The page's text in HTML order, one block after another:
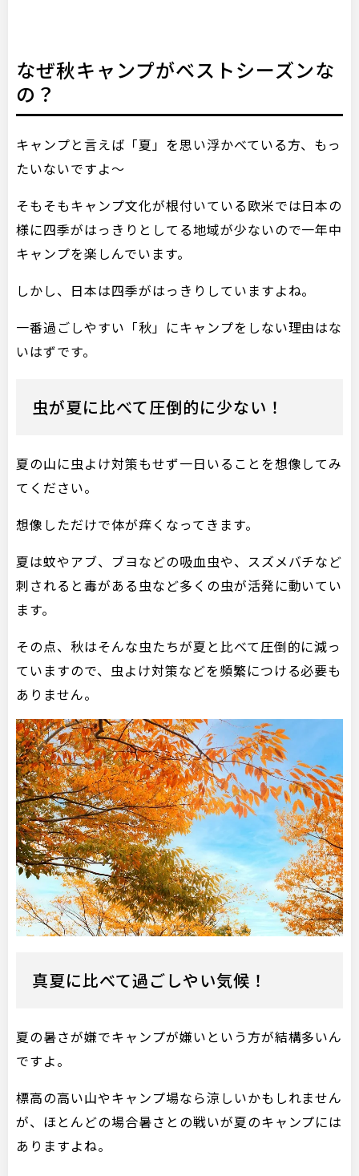
なぜ秋キャンプがベストシーズンな
の？
キャンプと言えば「夏」を思い浮かべている方、もっ
たいないですよ～
そもそもキャンプ文化が根付いている欧米では日本の
様に四季がはっきりとしてる地域が少ないので一年中
キャンプを楽しんでいます。
しかし、日本は四季がはっきりしていますよね。
一番過ごしやすい「秋」にキャンプをしない理由はな
いはずです。
虫が夏に比べて圧倒的に少ない！
夏の山に虫よけ対策もせず一日いることを想像してみ
てください。
想像しただけで体が痒くなってきます。
夏は蚊やアブ、ブヨなどの吸血虫や、スズメバチなど
刺されると毒がある虫など多くの虫が活発に動いてい
ます。
その点、秋はそんな虫たちが夏と比べて圧倒的に減っ
ていますので、虫よけ対策などを頻繁につける必要も
ありません。
真夏に比べて過ごしやい気候！
夏の暑さが嫌でキャンプが嫌いという方が結構多いん
ですよ。
標高の高い山やキャンプ場なら涼しいかもしれません
が、ほとんどの場合暑さとの戦いが夏のキャンプには
ありますよね。